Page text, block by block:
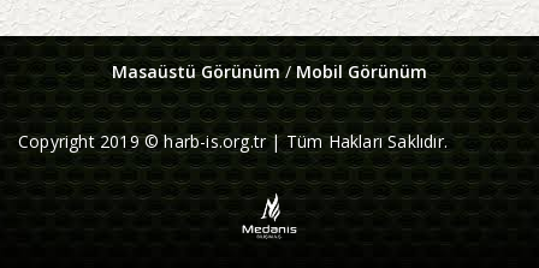
Masaüstü Görünüm/ Mobil Görünüm
Copyright 2019 © harb-is.org.tr | Tüm Hakları Saklıdır.